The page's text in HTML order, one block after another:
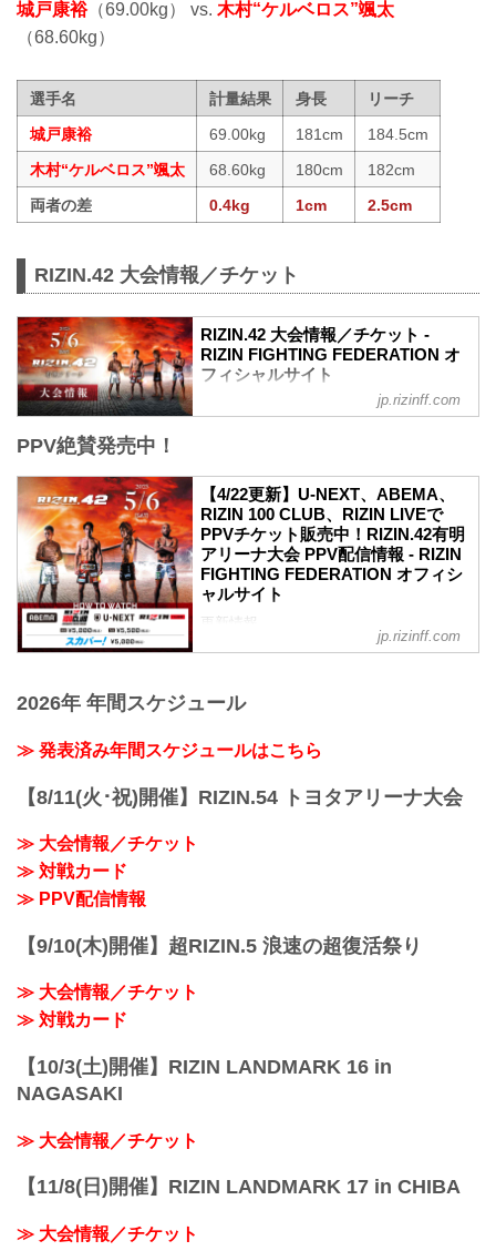
城戸康裕（69.00kg） vs. 木村“ケルベロス”颯太
（68.60kg）
選手名 計量結果 身長
リーチ
城戸康裕
69.00kg 181cm
184.5cm
木村“ケルベロス”颯太
68.60kg 180cm
182cm
両者の差
0.4kg 1cm 2.5cm
RIZIN.42 大会情報／チケット
RIZIN.42 大会情報／チケット -
RIZIN FIGHTING FEDERATION オ
フィシャルサイト
開催日時
2023年5月6日（土）12:30開場 / 14:00開
始
終了予定時間
19:00〜20:00頃
※試合内容、イベント進行によって終了
予定時間が前後することがありますので
会場
東京臨海新交通ゆりかもめ「新豊洲」駅
東京臨海新交通ゆりかもめ「有明テニス
の森」駅 徒歩約8分
東京臨海高速鉄道りんかい線「国際展示
場」駅 徒歩約...
jp.rizinff.com
PPV絶賛発売中！
【4/22更新】U-NEXT、ABEMA、
RIZIN 100 CLUB、RIZIN LIVEで
PPVチケット販売中！RIZIN.42有明
アリーナ大会 PPV配信情報 - RIZIN
FIGHTING FEDERATION オフィシ
ャルサイト
更新情報
有明アリーナ - RIZIN FIGHTING
5月6日（土）有明アリーナにて開催され
スマ」魔裟斗氏が登場することが決定し
か？！魔裟斗氏がR...
jp.rizinff.com
2026年 年間スケジュール
≫ 発表済み年間スケジュールはこちら
【8/11(火･祝)開催】RIZIN.54 トヨタアリーナ大会
≫ 大会情報／チケット
≫ 対戦カード
≫ PPV配信情報
【9/10(木)開催】超RIZIN.5 浪速の超復活祭り
≫ 大会情報／チケット
≫ 対戦カード
【10/3(土)開催】RIZIN LANDMARK 16 in
NAGASAKI
≫ 大会情報／チケット
【11/8(日)開催】RIZIN LANDMARK 17 in CHIBA
≫ 大会情報／チケット